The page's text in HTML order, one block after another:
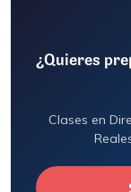
¿Quieres
Clases en